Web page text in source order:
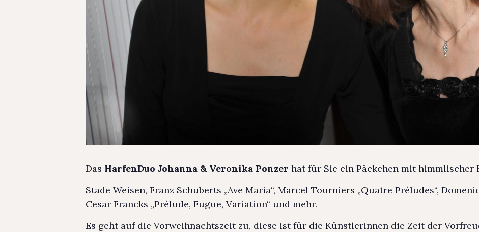
Das HarfenDuo Johanna & Veronika Ponzer hat für Sie ein Päckchen mit himmlischer
Stade Weisen, Franz Schuberts „Ave Maria“, Marcel Tourniers „Quatre Préludes“,
Cesar Francks „Prélude, Fugue, Variation“ und mehr.
Es geht auf die Vorweihnachtszeit zu, diese ist für die Künstlerinnen die Zeit der